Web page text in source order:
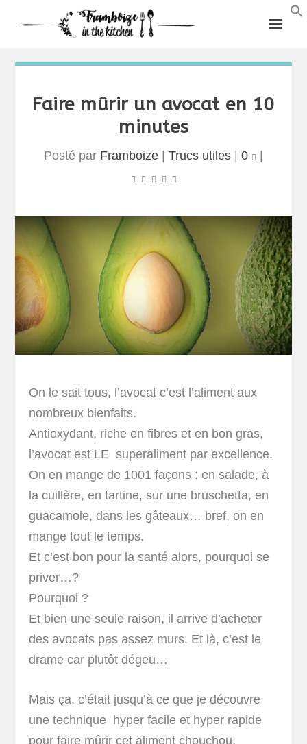
Faire mûrir un avocat en 10
minutes
Posté par Framboize Trucs utiles 0
On le sait tous, l’avocat c’est l’aliment aux
nombreux bienfaits.
Antioxydant, riche en fibres et en bon gras,
l’avocat est LE superaliment par excellence.
On en mange de 1001 façons : en salade, à
la cuillère, en tartine, sur une bruschetta, en
guacamole, dans les gâteaux… bref, on en
mange tout le temps.
Et c’est bon pour la santé alors, pourquoi se
priver…?
Pourquoi ?
Et bien une seule raison, il arrive d’acheter
des avocats pas assez murs. Et là, c’est le
drame car plutôt dégeu…
Mais ça, c’était jusqu’à ce que je découvre
une technique hyper facile et hyper rapide
pour faire mûrir cet aliment chouchou.